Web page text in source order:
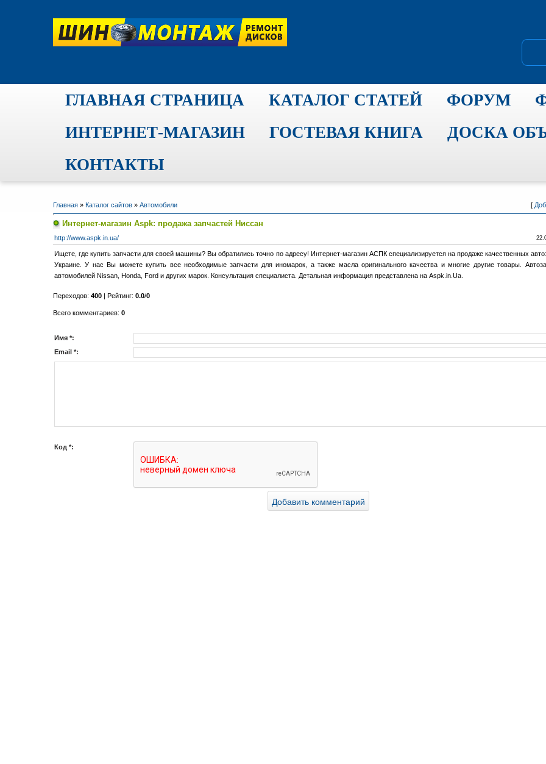
ГЛАВНАЯ СТРАНИЦА КАТАЛОГ СТАТЕЙ ФОРУМ
ИНТЕРНЕТ-МАГАЗИН
ГОСТЕВАЯ КНИГА
ДОСКА
КОНТАКТЫ
Главная » Каталог сайтов » Автомобили [
Интернет-магазин Aspk: продажа запчастей Ниссан
http://www.aspk.in.ua/
Ищете, где купить запчасти для своей машины? Вы обратились точно по адресу! Интернет-магазин АСПК специализируется на продаже качественных
Украине. У нас Вы можете купить все необходимые запчасти для иномарок, а также масла оригинального качества и многие другие товары.
автомобилей Nissan, Honda, Ford и других марок. Консультация специалиста. Детальная информация представлена на Aspk.in.Ua.
Переходов: 400 | Рейтинг: 0.0/0
Всего комментариев: 0
Имя *:
Email *:
Код *: